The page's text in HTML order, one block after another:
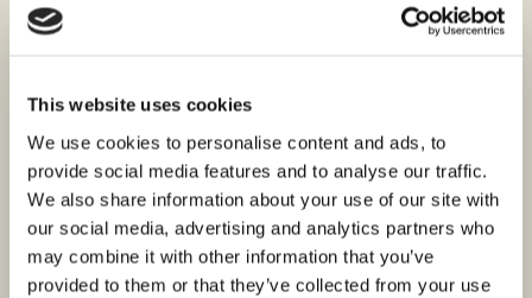
This website uses cookies
We use cookies to personalise content and ads, to
provide social media features and to analyse our traffic.
We also share information about your use of our site with
our social media, advertising and analytics partners who
may combine it with other information that you’ve
provided to them or that they’ve collected from your use